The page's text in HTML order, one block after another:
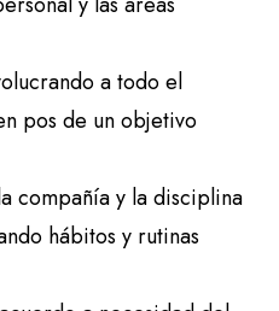
a todo el
pos de un objetivo
compañía y la disciplina
hábitos y rutinas